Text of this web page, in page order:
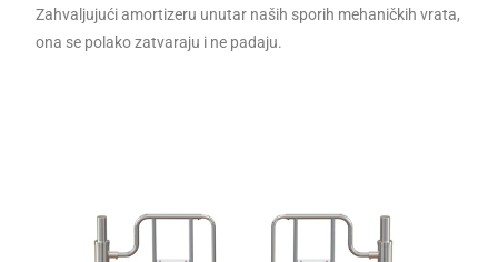
Zahvaljujući amortizeru unutar naših sporih mehaničkih vrata,
ona se polako zatvaraju i ne padaju.